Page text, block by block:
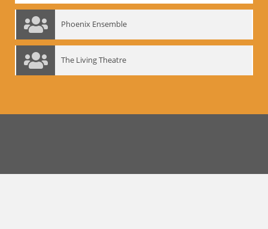
Phoenix Ensemble
The Living Theatre